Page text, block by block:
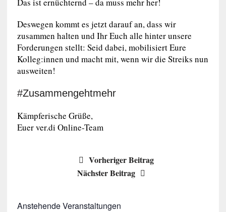
Deswegen kommt es jetzt darauf an, dass wir
zusammen halten und Ihr Euch alle hinter unsere
Forderungen stellt: Seid dabei, mobilisiert Eure
Kolleg:innen und macht mit, wenn wir die Streiks nun
ausweiten!
#Zusammengehtmehr
Kämpferische Grüße,
Euer ver.di Online-Team
Vorheriger Beitrag
Nächster Beitrag
Anstehende Veranstaltungen